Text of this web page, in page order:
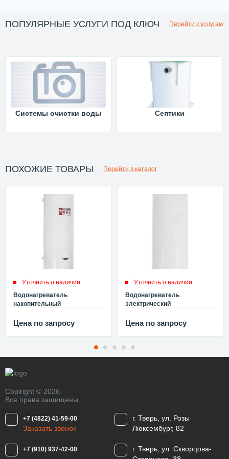
ПОПУЛЯРНЫЕ УСЛУГИ ПОД КЛЮЧ Перейти к услугам
Системы очистки воды Септики
ПОХОЖИЕ ТОВАРЫ Перейти в каталог
Уточнить о наличии
Водонагреватель
накопительный
PRO ECO PW 150 V 3700320
Цена по запросу
Уточнить о наличии
Водонагреватель
электрический
PRO ECO PW 100 V 3700318
Цена по запросу
Copiright © 2026.
Все права защищены.
+7 (4822) 41-59-00
Заказать звонок
г. Тверь, ул. Розы
Люксембург, 82
+7 (910) 937-42-00
г. Тверь, ул. Скворцова-